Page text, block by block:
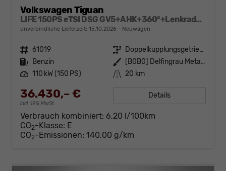
Volkswagen Tiguan
LIFE 150PS eTSI DSG GV5+AHK+360°+Lenkradheiz+IQ.Drive+ACC+App+eHeck+LED
unverbindliche Lieferzeit: 15.10.2026 Neuwagen
Fahrzeugnr. 61019 Getriebe
Doppelkupplungsgetriebe (DSG)
Kraftstoff Benzin Außenfarbe
[B0B0] Delfingrau Metallic
Leistung 110 kW (150 PS) Kilometerstand 20 km
36.430,– €
incl. 19% MwSt.
Details
Verbrauch kombiniert: 6,20 l/100km
CO2-Klasse: E
CO2-Emissionen: 140,00 g/km